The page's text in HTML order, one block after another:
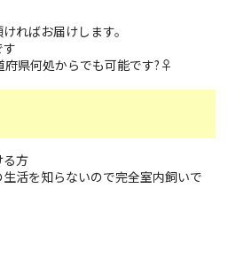
ればお届けします。
県何処からでも可能です?‍♀️
る方
活を知らないので完全室内飼いで